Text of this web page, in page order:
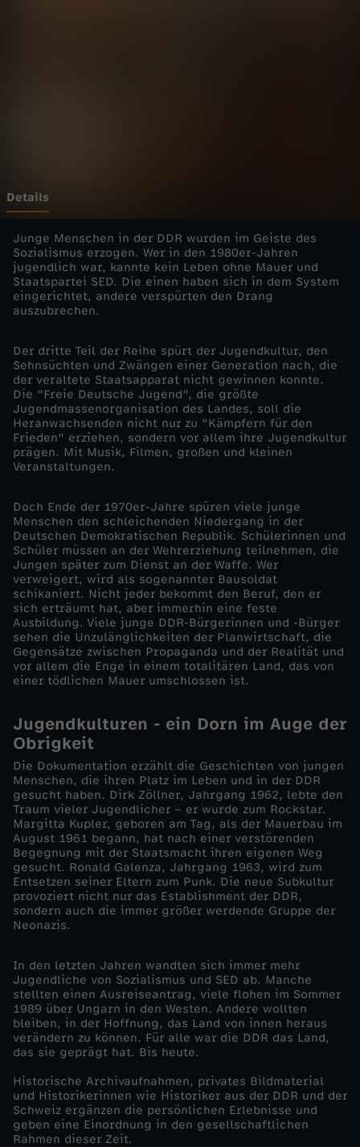
D
R
-
V
o
m
S
t
i
l
l
s
t
n
d
z
u
m
W
i
d
e
r
s
Details
Junge Menschen in der DDR wurden im Geiste des
Sozialismus erzogen. Wer in den 1980er-Jahren
jugendlich war, kannte kein Leben ohne Mauer und
Staatspartei SED. Die einen haben sich in dem System
eingerichtet, andere verspürten den Drang
auszubrechen.
Der dritte Teil der Reihe spürt der Jugendkultur, den
Sehnsüchten und Zwängen einer Generation nach, die
der veraltete Staatsapparat nicht gewinnen konnte.
Die "Freie Deutsche Jugend", die größte
Jugendmassenorganisation des Landes, soll die
Heranwachsenden nicht nur zu "Kämpfern für den
Frieden" erziehen, sondern vor allem ihre Jugendkultur
prägen. Mit Musik, Filmen, großen und kleinen
Veranstaltungen.
Doch Ende der 1970er-Jahre spüren viele junge
Menschen den schleichenden Niedergang in der
Deutschen Demokratischen Republik. Schülerinnen und
Schüler müssen an der Wehrerziehung teilnehmen, die
Jungen später zum Dienst an der Waffe. Wer
verweigert, wird als sogenannter Bausoldat
schikaniert. Nicht jeder bekommt den Beruf, den er
sich erträumt hat, aber immerhin eine feste
Ausbildung. Viele junge DDR-Bürgerinnen und -Bürger
sehen die Unzulänglichkeiten der Planwirtschaft, die
Gegensätze zwischen Propaganda und der Realität und
vor allem die Enge in einem totalitären Land, das von
einer tödlichen Mauer umschlossen ist.
Jugendkulturen - ein Dorn im Auge der
Obrigkeit
Die Dokumentation erzählt die Geschichten von jungen
Menschen, die ihren Platz im Leben und in der DDR
gesucht haben. Dirk Zöllner, Jahrgang 1962, lebte den
Traum vieler Jugendlicher – er wurde zum Rockstar.
Margitta Kupler, geboren am Tag, als der Mauerbau im
August 1961 begann, hat nach einer verstörenden
Begegnung mit der Staatsmacht ihren eigenen Weg
gesucht. Ronald Galenza, Jahrgang 1963, wird zum
Entsetzen seiner Eltern zum Punk. Die neue Subkultur
provoziert nicht nur das Establishment der DDR,
sondern auch die immer größer werdende Gruppe der
Neonazis.
In den letzten Jahren wandten sich immer mehr
Jugendliche von Sozialismus und SED ab. Manche
stellten einen Ausreiseantrag, viele flohen im Sommer
1989 über Ungarn in den Westen. Andere wollten
bleiben, in der Hoffnung, das Land von innen heraus
verändern zu können. Für alle war die DDR das Land,
das sie geprägt hat. Bis heute.
Historische Archivaufnahmen, privates Bildmaterial
und Historikerinnen wie Historiker aus der DDR und der
Schweiz ergänzen die persönlichen Erlebnisse und
geben eine Einordnung in den gesellschaftlichen
Rahmen dieser Zeit.